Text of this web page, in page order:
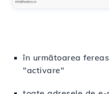
în următoarea
"activare"